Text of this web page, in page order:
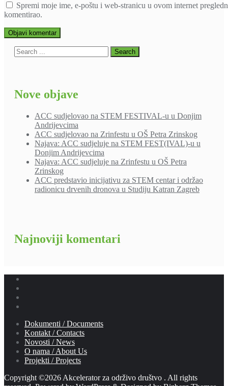
Spremi moje ime, e-poštu i web-stranicu u ovom internet
komentirao.
Nove objave
ACC sudjelovao na STEM FESTIVAL-u u Donjim
Andrijevcima
ACC sudjelovao na Zrinfestu u OŠ Petra Zrinskog
Najava: ACC sudjeluje na STEM FEST(IVAL)-u u
Donjim Andrijevcima
Najava: ACC sudjeluje na Zrinfestu u OŠ Petra
Zrinskog
ACC predstavio inicijativu za STEM centar i održao
radionicu drvenih dronova u Studiju Katran Zagreb
Najnoviji komentari
Dokumenti / Documents
Kontakt / Contacts
Novosti / News
O nama / About Us
Projekti / Projects
Copyright ©2026 Akcelerator za održivo društvo . All rights